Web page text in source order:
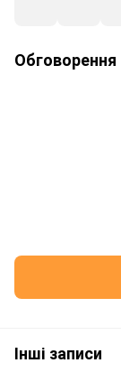
Обговорення
Інші записи